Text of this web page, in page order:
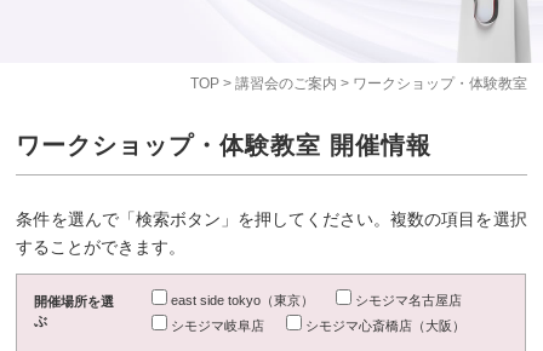
TOP> 講習会のご案内 > ワークショップ・体験教室
ワークショップ・体験教室 開催情報
条件を選んで「検索ボタン」を押してください。複数の項目を選択
することができます。
開催場所を選
ぶ
east side tokyo（東京）
シモジマ名古屋店
シモジマ岐阜店
シモジマ心斎橋店（大阪）